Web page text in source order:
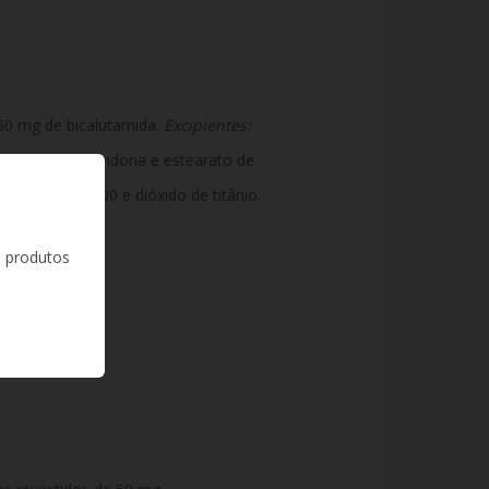
mg de bicalutamida. Excipientes:
sódio, povidona e estearato de
macrogol 300 e dióxido de titânio.
produtos